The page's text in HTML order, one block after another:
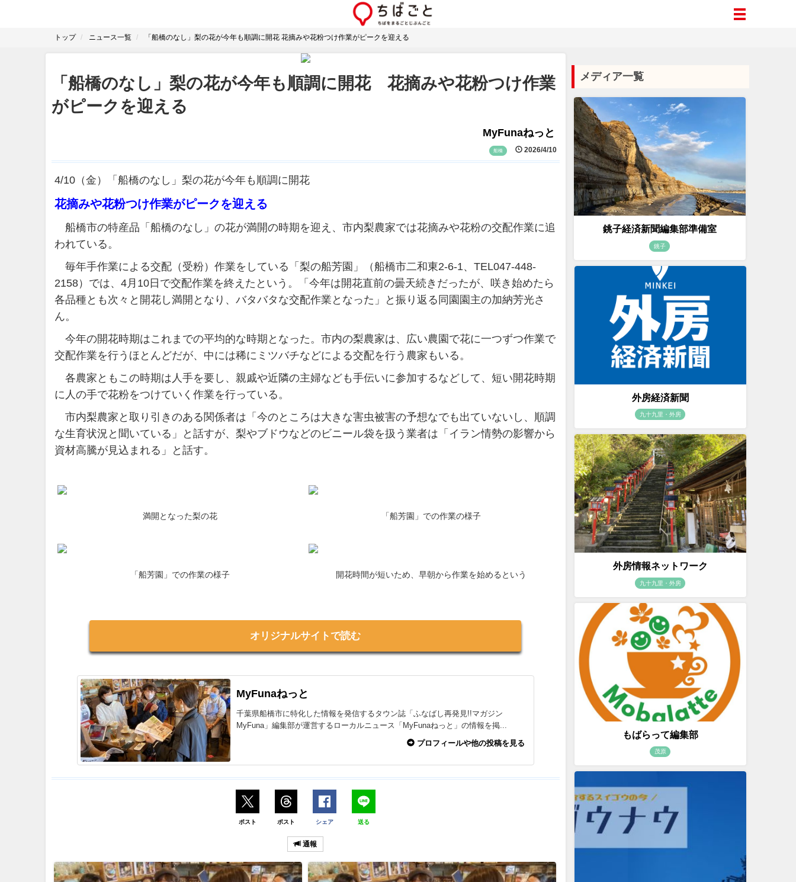
トップ ニュース一覧 「船橋のなし」梨の花が今年も順調に開花 花摘みや花粉つけ作業がピークを迎える
「船橋のなし」梨の花が今年も順調に開花 花摘みや花粉つけ作業
がピークを迎える
MyFunaねっと
船橋 2026/4/10
4/10（金）「船橋のなし」梨の花が今年も順調に開花
花摘みや花粉つけ作業がピークを迎える
船橋市の特産品「船橋のなし」の花が満開の時期を迎え、市内梨農家では花摘みや花粉の交配作業に追
われている。
毎年手作業による交配（受粉）作業をしている「梨の船芳園」（船橋市二和東2-6-1、TEL047-448-
2158）では、4月10日で交配作業を終えたという。「今年は開花直前の曇天続きだったが、咲き始めたら
各品種とも次々と開花し満開となり、バタバタな交配作業となった」と振り返る同園園主の加納芳光さ
ん。
今年の開花時期はこれまでの平均的な時期となった。市内の梨農家は、広い農園で花に一つずつ作業で
交配作業を行うほとんどだが、中には稀にミツバチなどによる交配を行う農家もいる。
各農家ともこの時期は人手を要し、親戚や近隣の主婦なども手伝いに参加するなどして、短い開花時期
に人の手で花粉をつけていく作業を行っている。
市内梨農家と取り引きのある関係者は「今のところは大きな害虫被害の予想なでも出ていないし、順調
な生育状況と聞いている」と話すが、梨やブドウなどのビニール袋を扱う業者は「イラン情勢の影響から
資材高騰が見込まれる」と話す。
満開となった梨の花 「船芳園」での作業の様子
「船芳園」での作業の様子 開花時間が短いため、早朝から作業を始めるという
オリジナルサイトで読む
MyFunaねっと
千葉県船橋市に特化した情報を発信するタウン誌「ふなばし再発見!!マガジン
MyFuna」編集部が運営するローカルニュース「MyFunaねっと」の情報を掲...
プロフィールや他の投稿を見る
ポスト ポスト シェア 送る
通報
メディア一覧
銚子経済新聞編集部準備室
銚子
外房経済新聞
九十九里・外房
外房情報ネットワーク
九十九里・外房
もばらって編集部
茂原